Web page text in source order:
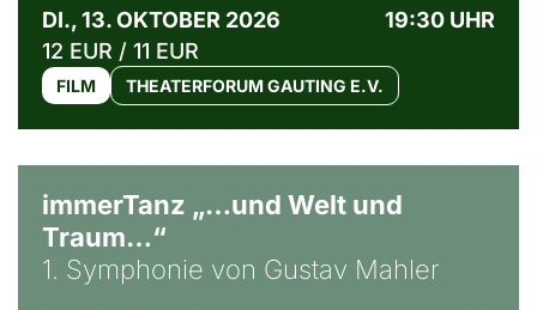
DI., 13. OKTOBER 2026
19:30 UHR
12 EUR / 11 EUR
FILM THEATERFORUM GAUTING E.V.
immerTanz „…und Welt und
Traum…“
1. Symphonie von Gustav Mahler